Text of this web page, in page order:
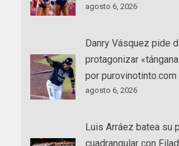
agosto 6, 2026
Danry Vásquez pide
protagonizar
por purovinotinto.com
agosto 6, 2026
Luis Arráez batea su
cuadrangular con